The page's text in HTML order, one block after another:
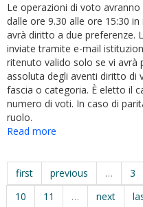
Le operazioni di voto
dalle ore 9.30 alle ore 15:30
avrà diritto a due preferenze.
inviate tramite e-mail
ritenuto valido solo se vi avrà
assoluta degli aventi diritto di
fascia o categoria. È eletto il
numero di voti. In caso di
ruolo.
Read more
elezioni
componente
studentesca
nella
first previous … 3
10
11 … next